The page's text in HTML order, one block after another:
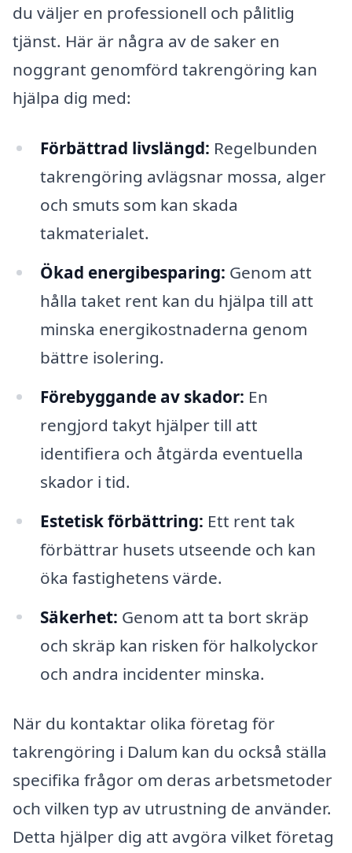
du väljer en professionell och pålitlig
tjänst. Här är några av de saker en
noggrant genomförd takrengöring kan
hjälpa dig med:
Förbättrad livslängd: Regelbunden
takrengöring avlägsnar mossa, alger
och smuts som kan skada
takmaterialet.
Ökad energibesparing: Genom att
hålla taket rent kan du hjälpa till att
minska energikostnaderna genom
bättre isolering.
Förebyggande av skador: En
rengjord takyt hjälper till att
identifiera och åtgärda eventuella
skador i tid.
Estetisk förbättring: Ett rent tak
förbättrar husets utseende och kan
öka fastighetens värde.
Säkerhet: Genom att ta bort skräp
och skräp kan risken för halkolyckor
och andra incidenter minska.
När du kontaktar olika företag för
takrengöring i Dalum kan du också ställa
specifika frågor om deras arbetsmetoder
och vilken typ av utrustning de använder.
Detta hjälper dig att avgöra vilket företag